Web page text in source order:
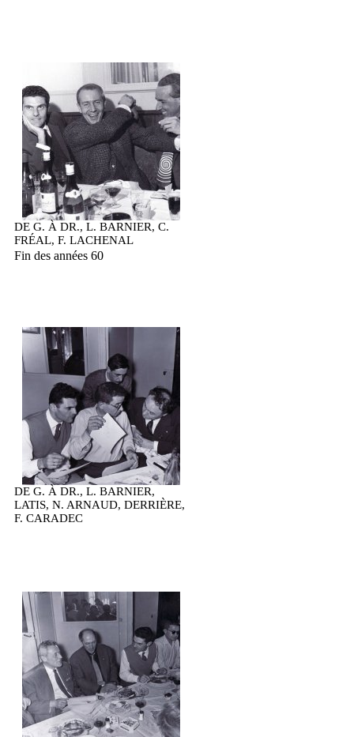
DE G. À DR., L. BARNIER, C.
FRÉAL, F. LACHENAL
Fin des années 60
DE G. À DR., L. BARNIER,
LATIS, N. ARNAUD, DERRIÈRE,
F. CARADEC